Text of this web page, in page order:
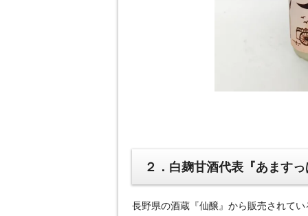
２．白麹甘酒代表『あます
長野県の酒蔵『仙醸』から販売されて